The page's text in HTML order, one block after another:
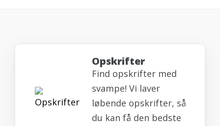
Opskrifter
Find opskrifter med
svampe! Vi laver
løbende opskrifter, så
du kan få den bedste